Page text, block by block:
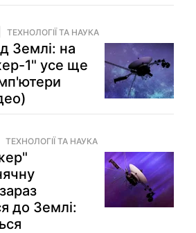
ТЕХНОЛОГІЇ ТА НАУКА
Землі: на
1" усе ще
ТЕХНОЛОГІЇ ТА НАУКА
до Землі: